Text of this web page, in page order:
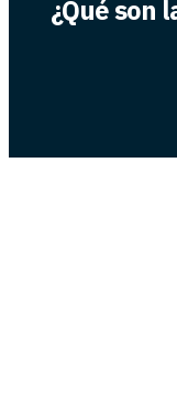
¿Qué son